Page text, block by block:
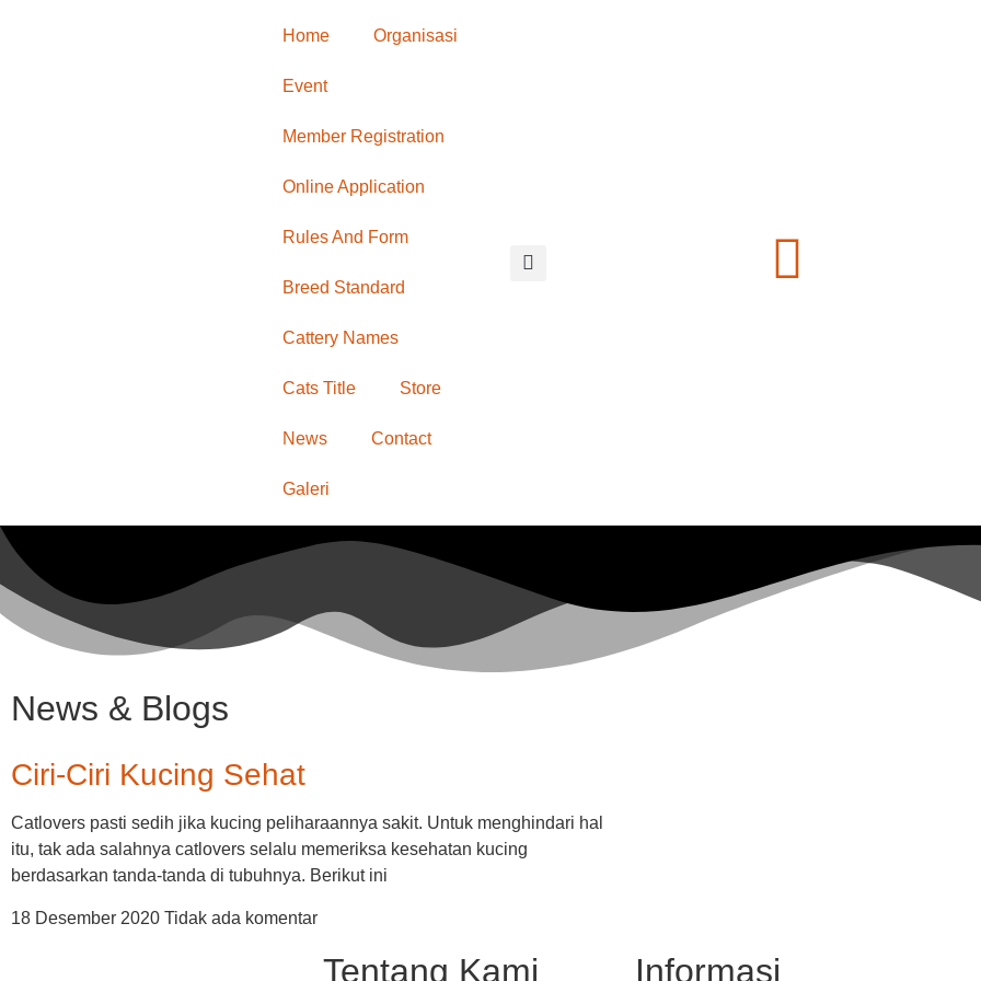
Home Organisasi
Event
Member Registration
Online Application
Rules And Form
Breed Standard
Cattery Names
Cats Title Store
News Contact
Galeri
News & Blogs
Ciri-Ciri Kucing Sehat
Catlovers pasti sedih jika kucing peliharaannya sakit. Untuk menghindari hal
itu, tak ada salahnya catlovers selalu memeriksa kesehatan kucing
berdasarkan tanda-tanda di tubuhnya. Berikut ini
18 Desember 2020 Tidak ada komentar
Tentang Kami Informasi